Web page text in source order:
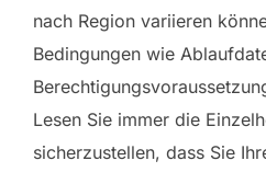
nach Region variieren
Bedingungen wie
Lesen Sie immer die
sicherzustellen, dass Sie